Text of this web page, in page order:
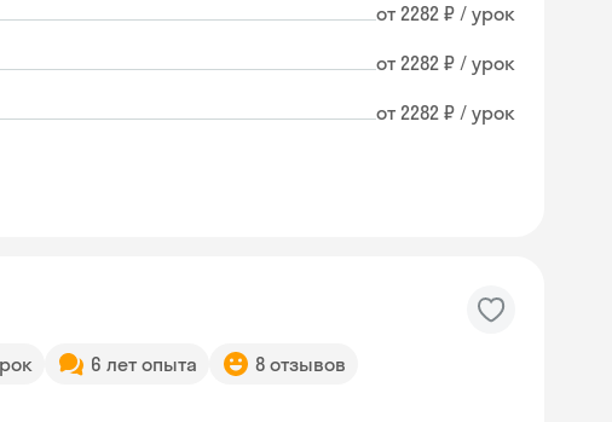
от 2282 ₽ / урок
от 2282 ₽ / урок
от 2282 ₽ / урок
6 лет опыта 8 отзывов